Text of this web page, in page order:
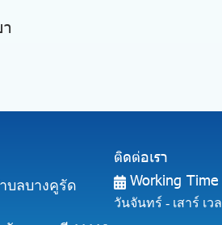
บลบางคูรัด
ติดต่อเรา
Working Time
วันจันทร์ - เสาร์ เว